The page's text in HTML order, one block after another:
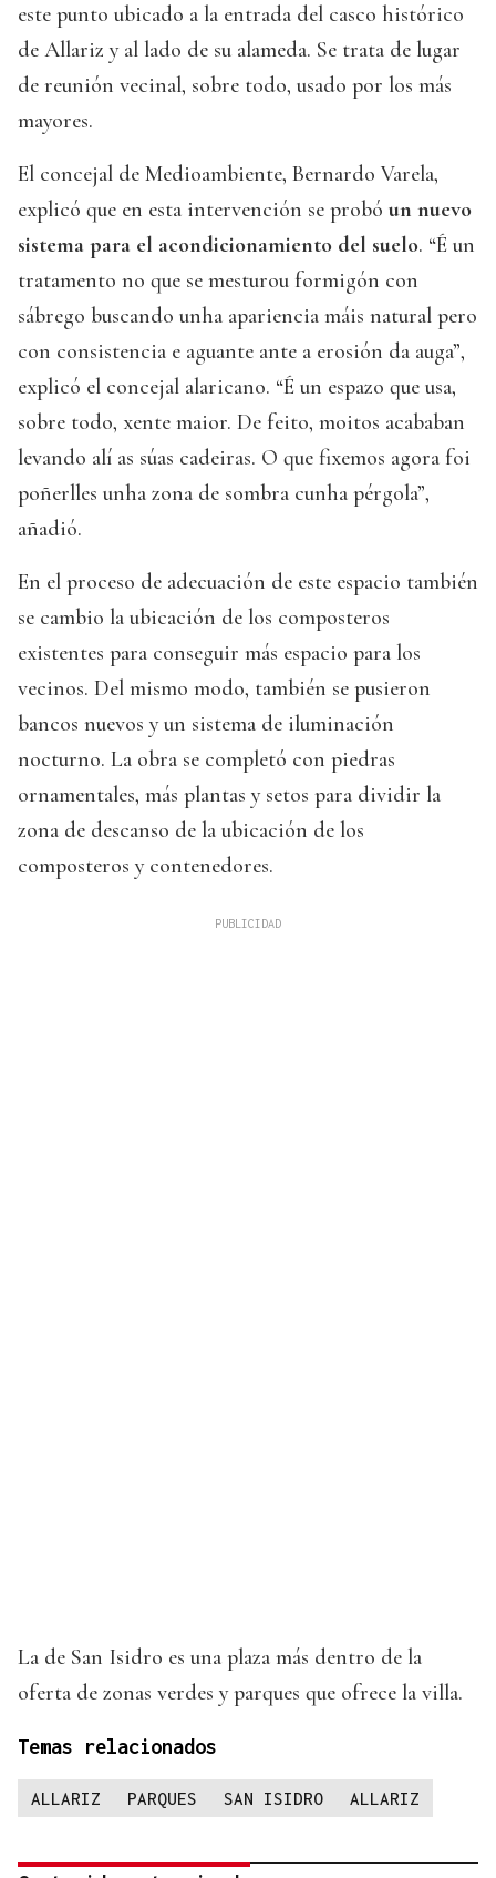
este punto ubicado a la entrada del casco histórico
de Allariz y al lado de su alameda. Se trata de lugar
de reunión vecinal, sobre todo, usado por los más
mayores.
El concejal de Medioambiente, Bernardo Varela,
explicó que en esta intervención se probó un nuevo
sistema para el acondicionamiento del suelo. “É un
tratamento no que se mesturou formigón con
sábrego buscando unha apariencia máis natural pero
con consistencia e aguante ante a erosión da auga”,
explicó el concejal alaricano. “É un espazo que usa,
sobre todo, xente maior. De feito, moitos acababan
levando alí as súas cadeiras. O que fixemos agora foi
poñerlles unha zona de sombra cunha pérgola”,
añadió.
En el proceso de adecuación de este espacio también
se cambio la ubicación de los composteros
existentes para conseguir más espacio para los
vecinos. Del mismo modo, también se pusieron
bancos nuevos y un sistema de iluminación
nocturno. La obra se completó con piedras
ornamentales, más plantas y setos para dividir la
zona de descanso de la ubicación de los
composteros y contenedores.
La de San Isidro es una plaza más dentro de la
oferta de zonas verdes y parques que ofrece la villa.
Temas relacionados
ALLARIZ PARQUES SAN ISIDRO ALLARIZ